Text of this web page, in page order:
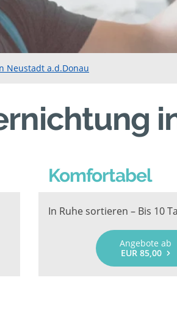
Neustadt a.d.Donau
Komfortabel
In Ruhe sortieren – Bis 10
Angebote ab
EUR 85,00